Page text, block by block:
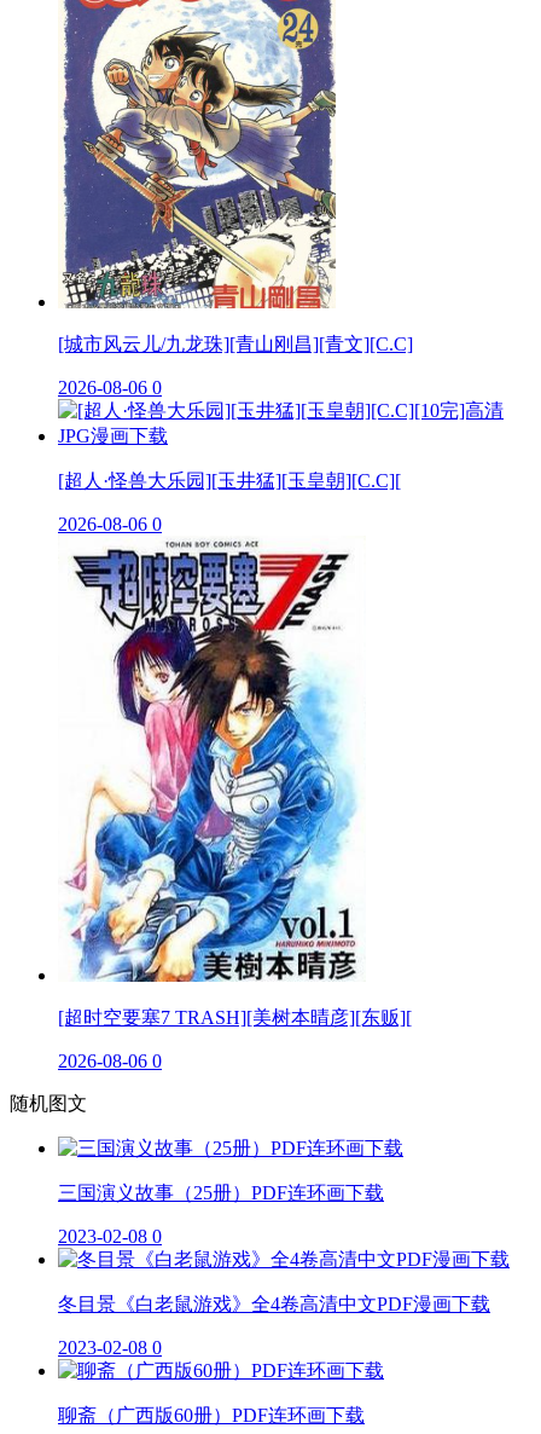
[城市风云儿/九龙珠][青山刚昌][青文][C.C]
2026-08-06 0
[超人·怪兽大乐园][玉井猛][玉皇朝][C.C][
2026-08-06 0
[超时空要塞7 TRASH][美树本晴彦][东贩][
2026-08-06 0
随机图文
三国演义故事（25册）PDF连环画下载
2023-02-08 0
冬目景《白老鼠游戏》全4卷高清中文PDF漫画下载
2023-02-08 0
聊斋（广西版60册）PDF连环画下载